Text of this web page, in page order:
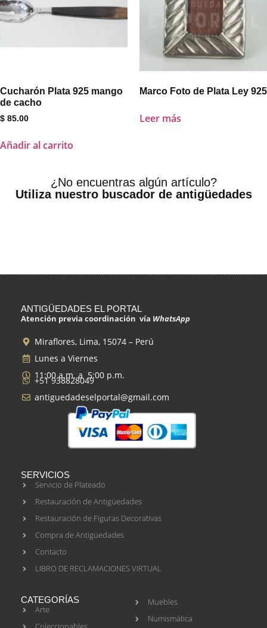
Cucharón Plata 925 mango
de cacho
$ 85.00
Añadir al carrito
Marco Foto de Plata Ley 925
Leer más
¿No encuentras algún artículo?
Utiliza nuestro buscador de antigüedades
ANTIGÜEDADES EL PORTAL
Atención previa coordinación vía WhatsApp
Miraflores, Lima, 15074 – Perú
Lunes a Viernes
11:00 a.m. a 5:00 p.m.
+51 938828049
antiguedadeselportal@gmail.com
SERVICIOS
Servicio de Plateado
Restauración de Antigüedades
Restauración de Figuras Decorativas
Compra de Antigüedades
Contacto
LIBRO DE RECLAMACIONES VIRTUAL
CATEGORÍAS
Arte
Muebles
Numismática